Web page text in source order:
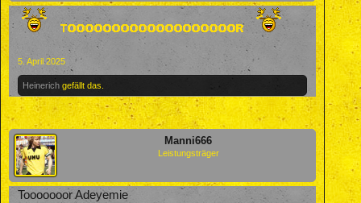
5. April 2025
Heinerich gefällt das.
Manni666
Leistungsträger
Tooooooor Adeyemie